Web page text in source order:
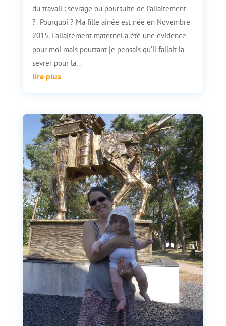
du travail : sevrage ou poursuite de l’allaitement
? Pourquoi ? Ma fille aînée est née en Novembre
2015. L’allaitement maternel a été une évidence
pour moi mais pourtant je pensais qu’il fallait la
sevrer pour la...
lire plus